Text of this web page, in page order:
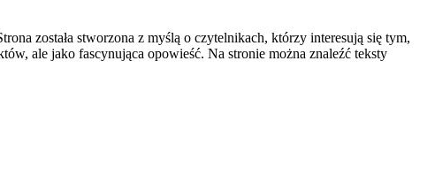
została stworzona z myślą o czytelnikach, którzy interesują się tym,
ale jako fascynująca opowieść. Na stronie można znaleźć teksty